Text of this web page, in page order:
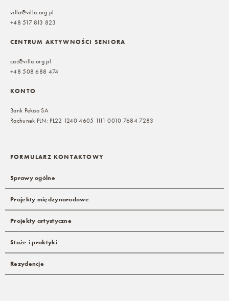
villa@villa.org.pl
+48 517 813 823
CENTRUM AKTYWNOŚCI SENIORA
cas@villa.org.pl
+48 508 688 474
KONTO
Bank Pekao SA
Rachunek PLN: PL22 1240 4605 1111 0010 7684 7283
FORMULARZ KONTAKTOWY
Sprawy ogólne
Projekty międzynarodowe
Projekty artystyczne
Staże i praktyki
Rezydencje